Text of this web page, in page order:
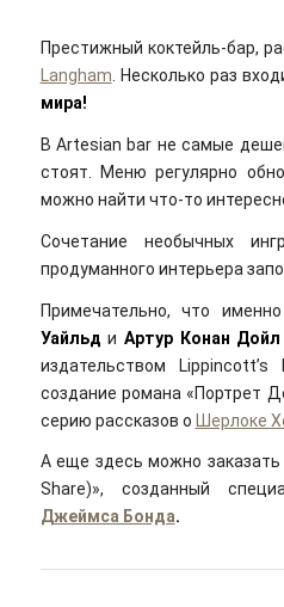
Престижный коктейль-бар,
Langham . Несколько раз
мира!
В Artesian bar не самые
стоят. Меню регулярно
можно найти что-то
Сочетание необычных
продуманного интерьера
Примечательно, что
Уайльд и Артур Конан Дойл
издательством
создание романа «Портрет
серию рассказов о Шерлоке
А еще здесь можно заказать
Share)», созданный
Джеймса Бонда.